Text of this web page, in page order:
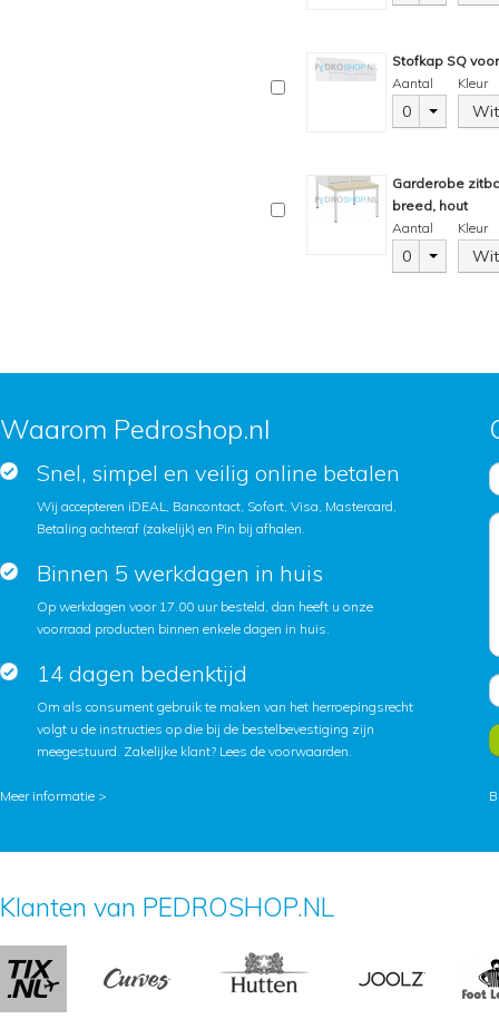
Stofkap SQ
Aantal
0
Kleur
Garderobe
breed, hout
Aantal
0
Kleur
Waarom Pedroshop.nl
Snel, simpel en veilig online betalen
Wij accepteren iDEAL, Bancontact, Sofort, Visa, Mastercard,
Betaling achteraf (zakelijk) en Pin bij afhalen.
Binnen 5 werkdagen in huis
Op werkdagen voor 17.00 uur besteld, dan heeft u onze
voorraad producten binnen enkele dagen in huis.
14 dagen bedenktijd
Om als consument gebruik te maken van het herroepingsrecht
volgt u de instructies op die bij de bestelbevestiging zijn
meegestuurd. Zakelijke klant? Lees de voorwaarden.
Meer informatie >
Klanten van PEDROSHOP.NL